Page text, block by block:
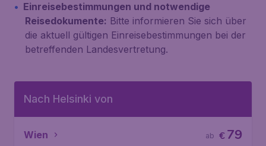
Einreisebestimmungen und notwendige
Reisedokumente: Bitte informieren Sie sich über
die aktuell gültigen Einreisebestimmungen bei der
betreffenden Landesvertretung.
Nach Helsinki von
Wien €79
ab